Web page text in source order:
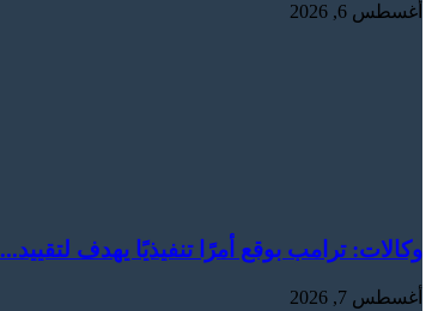
أغسطس 6, 2026
وكالات: ترامب بوقع أمرًا تنفيذيًا يهدف لتقييد...
أغسطس 7, 2026